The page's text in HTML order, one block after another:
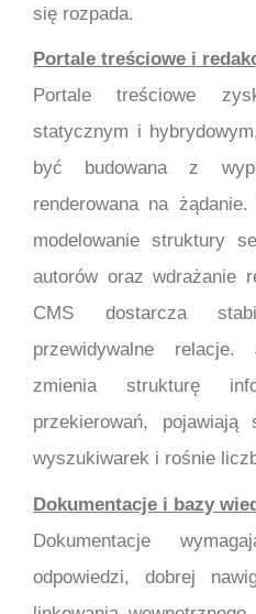
się rozpada.
Portale treściowe i
Portale treściowe
statycznym i
być budowana z
renderowana na żądanie.
modelowanie struktury
autorów oraz wdrażanie
CMS dostarcza
przewidywalne
zmienia strukturę
przekierowań,
wyszukiwarek i rośnie
Dokumentacje i bazy
Dokumentacje
odpowiedzi, dobrej